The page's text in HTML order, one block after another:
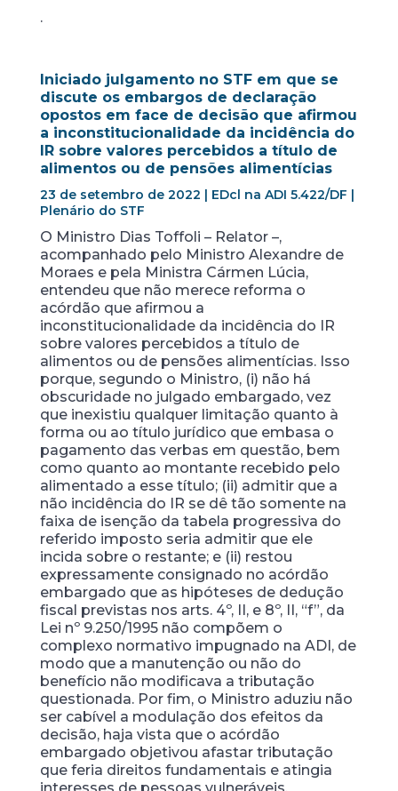
.
Iniciado julgamento no STF em que se
discute os embargos de declaração
opostos em face de decisão que afirmou
a inconstitucionalidade da incidência do
IR sobre valores percebidos a título de
alimentos ou de pensões alimentícias
23 de setembro de 2022 | EDcl na ADI 5.422/DF |
Plenário do STF
O Ministro Dias Toffoli – Relator –,
acompanhado pelo Ministro Alexandre de
Moraes e pela Ministra Cármen Lúcia,
entendeu que não merece reforma o
acórdão que afirmou a
inconstitucionalidade da incidência do IR
sobre valores percebidos a título de
alimentos ou de pensões alimentícias. Isso
porque, segundo o Ministro, (i) não há
obscuridade no julgado embargado, vez
que inexistiu qualquer limitação quanto à
forma ou ao título jurídico que embasa o
pagamento das verbas em questão, bem
como quanto ao montante recebido pelo
alimentado a esse título; (ii) admitir que a
não incidência do IR se dê tão somente na
faixa de isenção da tabela progressiva do
referido imposto seria admitir que ele
incida sobre o restante; e (ii) restou
expressamente consignado no acórdão
embargado que as hipóteses de dedução
fiscal previstas nos arts. 4º, II, e 8º, II, “f”, da
Lei nº 9.250/1995 não compõem o
complexo normativo impugnado na ADI, de
modo que a manutenção ou não do
benefício não modificava a tributação
questionada. Por fim, o Ministro aduziu não
ser cabível a modulação dos efeitos da
decisão, haja vista que o acórdão
embargado objetivou afastar tributação
que feria direitos fundamentais e atingia